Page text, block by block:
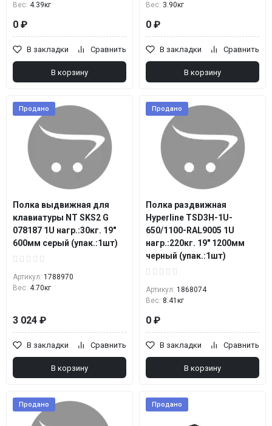
Вес: 4.39кг
0 ₽
В закладки Сравнить
В корзину
Вес: 3.90кг
0 ₽
В закладки Сравнить
В корзину
Продано
Полка выдвижная для
клавиатуры NT SKS2 G
078187 1U нагр.:30кг. 19"
600мм серый (упак.:1шт)
Артикул: 1788970
Вес: 4.70кг
3 024 ₽
В закладки Сравнить
В корзину
Продано
Полка раздвижная
Hyperline TSD3H-1U-
650/1100-RAL9005 1U
нагр.:220кг. 19" 1200мм
черный (упак.:1шт)
Артикул: 1868074
Вес: 8.41кг
0 ₽
В закладки Сравнить
В корзину
Продано Продано